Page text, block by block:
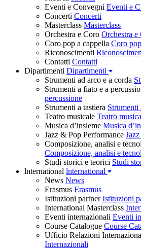
Eventi e Convegni Eventi e
Concerti Concerti
Masterclass Masterclass
Orchestra e Coro Orchestra e
Coro pop a cappella Coro
Riconoscimenti
Contatti Contatti
Dipartimenti Dipartimenti
Strumenti ad arco e a corda
Strumenti a fiato e a
percussione
Strumenti a tastiera Strumenti
Teatro musicale Teatro
Musica d’insieme Musica
Jazz & Pop Performance
Composizione, analisi e
Composizione, analisi e
Studi storici e teorici Studi
lnternational lnternational
News News
Erasmus Erasmus
Istituzioni partner Istituzioni
International Masterclass
Eventi internazionali Eventi
Course Catalogue Course
Ufficio Relazioni
Internazionali